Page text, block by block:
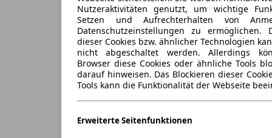
Nutzeraktivitäten genutzt, um wichtige
Setzen und Aufrechterhalten von
Datenschutzeinstellungen zu ermöglichen.
dieser Cookies bzw. ähnlicher Technologien
nicht abgeschaltet werden. Allerdings
Browser diese Cookies oder ähnliche Tools
darauf hinweisen. Das Blockieren dieser
Tools kann die Funktionalität der Webseite
Erweiterte Seitenfunktionen